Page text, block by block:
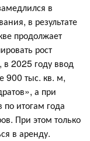
в
в результате
продолжает
рост
2025 году ввод
900 тыс. кв. м,
а при
итогам года
При этом только
в аренду.